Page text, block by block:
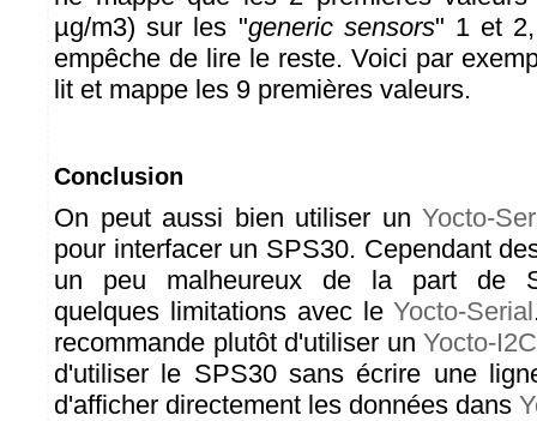
µg/m3) sur les "generic sensors" 1 et
empêche de lire le reste. Voici par
lit et mappe les 9 premières valeurs.
Conclusion
On peut aussi bien utiliser un Yocto-
pour interfacer un SPS30. Cependant
un peu malheureux de la part de
quelques limitations avec leYocto-Serial
recommande plutôt d'utiliser unYocto-I2C
d'utiliser le SPS30 sans écrire une
d'afficher directement les données dans